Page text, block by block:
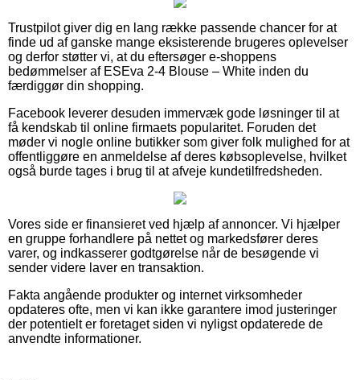
Trustpilot giver dig en lang række passende chancer for at
finde ud af ganske mange eksisterende brugeres oplevelser
og derfor støtter vi, at du eftersøger e-shoppens
bedømmelser af ESEva 2-4 Blouse – White inden du
færdiggør din shopping.
Facebook leverer desuden immervæk gode løsninger til at
få kendskab til online firmaets popularitet. Foruden det
møder vi nogle online butikker som giver folk mulighed for at
offentliggøre en anmeldelse af deres købsoplevelse, hvilket
også burde tages i brug til at afveje kundetilfredsheden.
Vores side er finansieret ved hjælp af annoncer. Vi hjælper
en gruppe forhandlere på nettet og markedsfører deres
varer, og indkasserer godtgørelse når de besøgende vi
sender videre laver en transaktion.
Fakta angående produkter og internet virksomheder
opdateres ofte, men vi kan ikke garantere imod justeringer
der potentielt er foretaget siden vi nyligst opdaterede de
anvendte informationer.